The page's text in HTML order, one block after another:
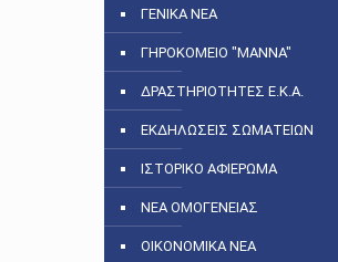
ΓΕΝΙΚΑ ΝΕΑ
ΓΗΡΟΚΟΜΕΙΟ "ΜΑΝΝΑ"
ΔΡΑΣΤΗΡΙΟΤΗΤΕΣ Ε.Κ.Α.
ΕΚΔΗΛΩΣΕΙΣ ΣΩΜΑΤΕΙΩΝ
ΙΣΤΟΡΙΚΟ ΑΦΙΕΡΩΜΑ
ΝΕΑ ΟΜΟΓΕΝΕΙΑΣ
ΟΙΚΟΝΟΜΙΚΑ ΝΕΑ